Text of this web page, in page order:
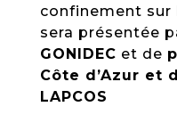
confinement sur
sera présentée
GONIDEC et de
Côte d’Azur et
LAPCOS